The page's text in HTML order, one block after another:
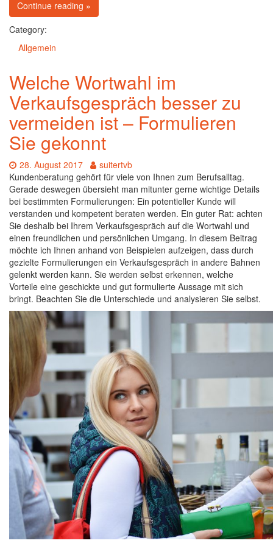
Continue reading on Wütende Kunden und Konflikte – Wie
»
Category:
Allgemein
Welche Wortwahl im
Verkaufsgespräch besser zu
vermeiden ist – Formulieren
Sie gekonnt
Date:
28. August 2017 Author:
suitertvb
Kundenberatung gehört für viele von Ihnen zum Berufsalltag.
Gerade deswegen übersieht man mitunter gerne wichtige Details
bei bestimmten Formulierungen: Ein potentieller Kunde will
verstanden und kompetent beraten werden. Ein guter Rat: achten
Sie deshalb bei Ihrem Verkaufsgespräch auf die Wortwahl und
einen freundlichen und persönlichen Umgang. In diesem Beitrag
möchte ich Ihnen anhand von Beispielen aufzeigen, dass durch
gezielte Formulierungen ein Verkaufsgespräch in andere Bahnen
gelenkt werden kann. Sie werden selbst erkennen, welche
Vorteile eine geschickte und gut formulierte Aussage mit sich
bringt. Beachten Sie die Unterschiede und analysieren Sie selbst.